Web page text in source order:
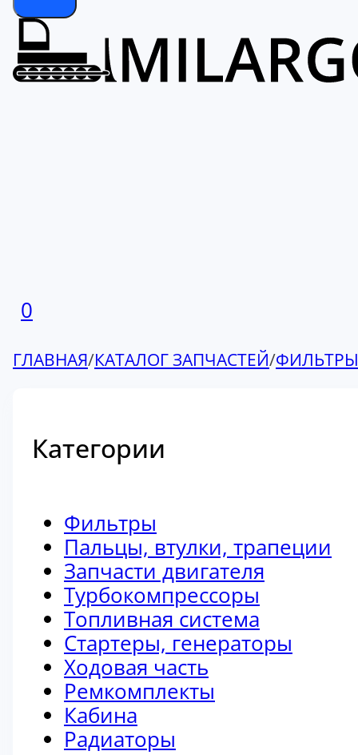
0
ГЛАВНАЯ/КАТАЛОГ ЗАПЧАСТЕЙ/ФИЛЬТРЫ
Категории
Фильтры
Пальцы, втулки, трапеции
Запчасти двигателя
Турбокомпрессоры
Топливная система
Стартеры, генераторы
Ходовая часть
Ремкомплекты
Кабина
Радиаторы